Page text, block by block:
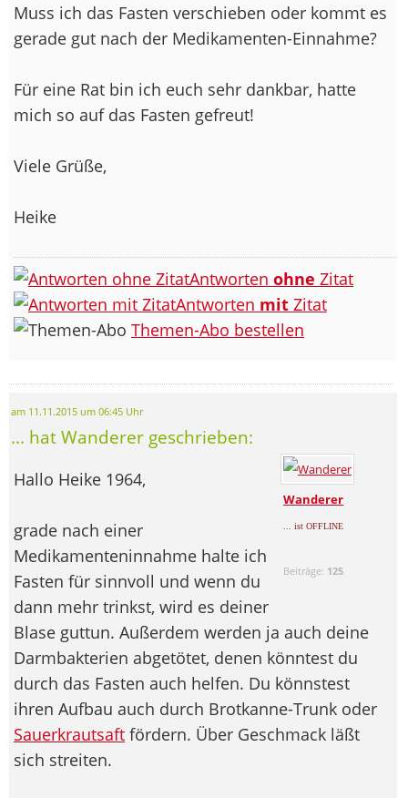
Muss ich das Fasten verschieben oder kommt es
gerade gut nach der Medikamenten-Einnahme?
Für eine Rat bin ich euch sehr dankbar, hatte
mich so auf das Fasten gefreut!
Viele Grüße,
Heike
Antworten ohne Zitat
Antworten mit Zitat
Themen-Abo bestellen
am 11.11.2015 um 06:45 Uhr
... hat Wanderer geschrieben:
Wanderer
... ist OFFLINE
Beiträge: 125
Hallo Heike 1964,
grade nach einer
Medikamenteninnahme halte ich
Fasten für sinnvoll und wenn du
dann mehr trinkst, wird es deiner
Blase guttun. Außerdem werden ja auch deine
Darmbakterien abgetötet, denen könntest du
durch das Fasten auch helfen. Du könnstest
ihren Aufbau auch durch Brotkanne-Trunk oder
Sauerkrautsaft fördern. Über Geschmack läßt
sich streiten.